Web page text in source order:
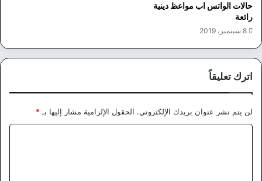
حالات الواتس اب مواعظ دينية
رائعة
8 سبتمبر، 2019
اترك تعليقاً
لن يتم نشر عنوان بريدك الإلكتروني. الحقول الإلزامية مشار إليها بـ*